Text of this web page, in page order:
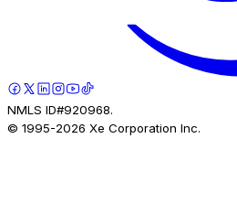
NMLS ID#920968.
© 1995-2026 Xe Corporation Inc.